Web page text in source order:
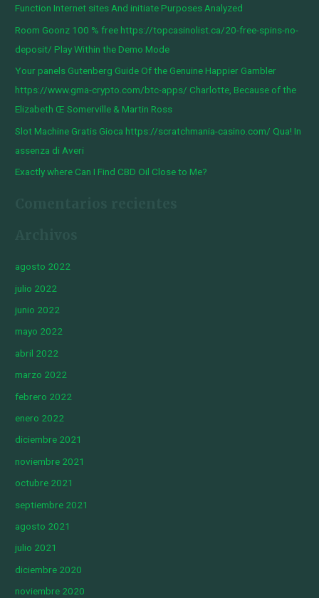
p
o
r
:
Function Internet sites And initiate Purposes Analyzed
Room Goonz 100 % free https://topcasinolist.ca/20-free-spins-no-
deposit/ Play Within the Demo Mode
Your panels Gutenberg Guide Of the Genuine Happier Gambler
https://www.gma-crypto.com/btc-apps/ Charlotte, Because of the
Elizabeth Œ Somerville & Martin Ross
Slot Machine Gratis Gioca https://scratchmania-casino.com/ Qua! In
assenza di Averi
Exactly where Can I Find CBD Oil Close to Me?
agosto 2022
julio 2022
junio 2022
mayo 2022
abril 2022
marzo 2022
febrero 2022
enero 2022
diciembre 2021
noviembre 2021
octubre 2021
septiembre 2021
agosto 2021
julio 2021
diciembre 2020
noviembre 2020